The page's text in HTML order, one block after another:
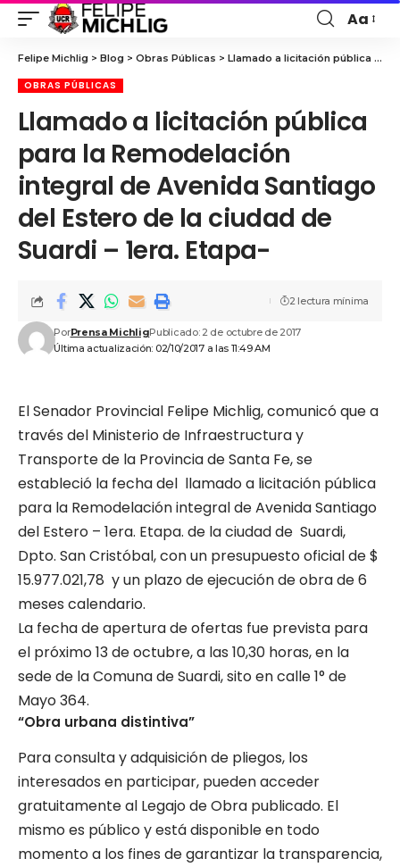
Aa
Felipe Michlig > Blog > Obras Públicas > Llamado a licitación pública para la Remodelación integral de Avenida Santiago del Estero de la ciudad de Suardi – 1era. Etapa-
OBRAS PÚBLICAS
Llamado a licitación pública
para la Remodelación
integral de Avenida Santiago
del Estero de la ciudad de
Suardi – 1era. Etapa-
Última actualización: 02/10/2017 a las 11:49 AM
PorPrensa MichligPublicado: 2 de octubre de 2017
2 lectura mínima
El Senador Provincial Felipe Michlig, comunicó que a
través del Ministerio de Infraestructura y
Transporte de la Provincia de Santa Fe, se
estableció la fecha del llamado a licitación pública
para la Remodelación integral de Avenida Santiago
del Estero – 1era. Etapa. de la ciudad de Suardi,
Dpto. San Cristóbal, con un presupuesto oficial de $
15.977.021,78 y un plazo de ejecución de obra de 6
meses calendario.
La fecha de apertura de ofertas fue prevista para
el próximo 13 de octubre, a las 10,30 horas, en la
sede de la Comuna de Suardi, sito en calle 1° de
Mayo 364.
“Obra urbana distintiva”
Para consulta y adquisición de pliegos, los
interesados en participar, pueden acceder
gratuitamente al Legajo de Obra publicado. El
mismo es público y está disponible en todo
momento a los fines de garantizar la transparencia,